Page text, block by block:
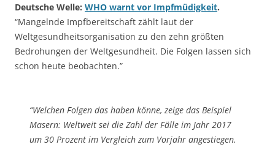
Deutsche Welle: WHO warnt vor Impfmüdigkeit.
“Mangelnde Impfbereitschaft zählt laut der
Weltgesundheitsorganisation zu den zehn größten
Bedrohungen der Weltgesundheit. Die Folgen lassen sich
schon heute beobachten.”
“Welchen Folgen das haben könne, zeige das Beispiel
Masern: Weltweit sei die Zahl der Fälle im Jahr 2017
um 30 Prozent im Vergleich zum Vorjahr angestiegen.